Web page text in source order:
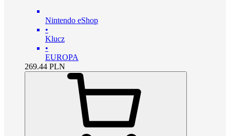
Nintendo eShop
•
Klucz
•
EUROPA
269.44 PLN